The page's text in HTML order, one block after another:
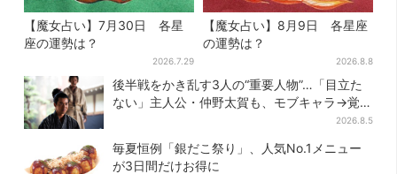
【魔女占い】7月30日 各星
座の運勢は？
2026.7.29
【魔女占い】8月9日 各星座
の運勢は？
2026.8.8
後半戦をかき乱す3人の“重要人物”…「目立た
ない」主人公・仲野太賀も、モブキャラ→覚醒
2026.8.5
毎夏恒例「銀だこ祭り」、人気No.1メニュー
が3日間だけお得に